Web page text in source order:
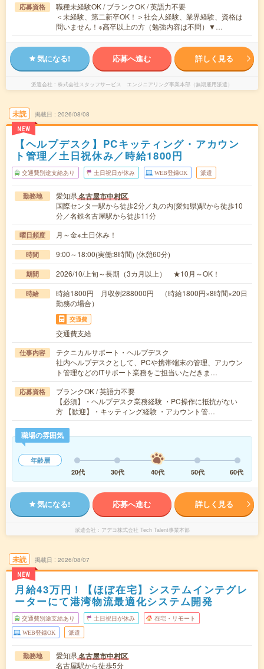
応募資格
職種未経験OK / ブランクOK / 英語力不要
＜未経験、第二新卒OK！＞社会人経験、業界経験、資格は
問いません！※高卒以上の方（勉強内容は不問）▼…
気になる! 応募へ進む 詳しく見る
派遣会社 株式会社スタッフサービス エンジニアリング事業本部（無期雇用派遣）
未読
NEW
掲載日 2026/08/08
【ヘルプデスク】PCキッティング・アカウン
ト管理／土日祝休み／時給1800円
交通費別途支給あり 土日祝日が休み WEB登録OK 派遣
勤務地 愛知県名古屋市中村区
国際センター駅から徒歩2分／丸の内(愛知県)駅から徒歩10
分／名鉄名古屋駅から徒歩11分
曜日頻度 月～金※土日休み！
時間 9:00～18:00(実働:8時間) (休憩60分)
期間 2026/10/上旬～長期（3カ月以上） ★10月～OK！
時給
時給1800円 月収例288000円 （時給1800円×8時間×20日
勤務の場合）
交通費
交通費支給
仕事内容
テクニカルサポート・ヘルプデスク
社内ヘルプデスクとして、PCや携帯端末の管理、アカウン
ト管理などのITサポート業務をご担当いただきま…
応募資格
ブランクOK / 英語力不要
【必須】・ヘルプデスク業務経験 ・PC操作に抵抗がない
方 【歓迎】・キッティング経験 ・アカウント管…
職場の雰囲気
年齢層
20代
30代 40代 50代 60代
気になる! 応募へ進む 詳しく見る
派遣会社 アデコ株式会社 Tech Talent事業本部
未読
NEW
掲載日 2026/08/07
月給43万円！【ほぼ在宅】システムインテグレ
ーターにて港湾物流最適化システム開発
交通費別途支給あり 土日祝日が休み 在宅・リモート
WEB登録OK 派遣
勤務地 愛知県名古屋市中村区
名古屋駅から徒歩5分